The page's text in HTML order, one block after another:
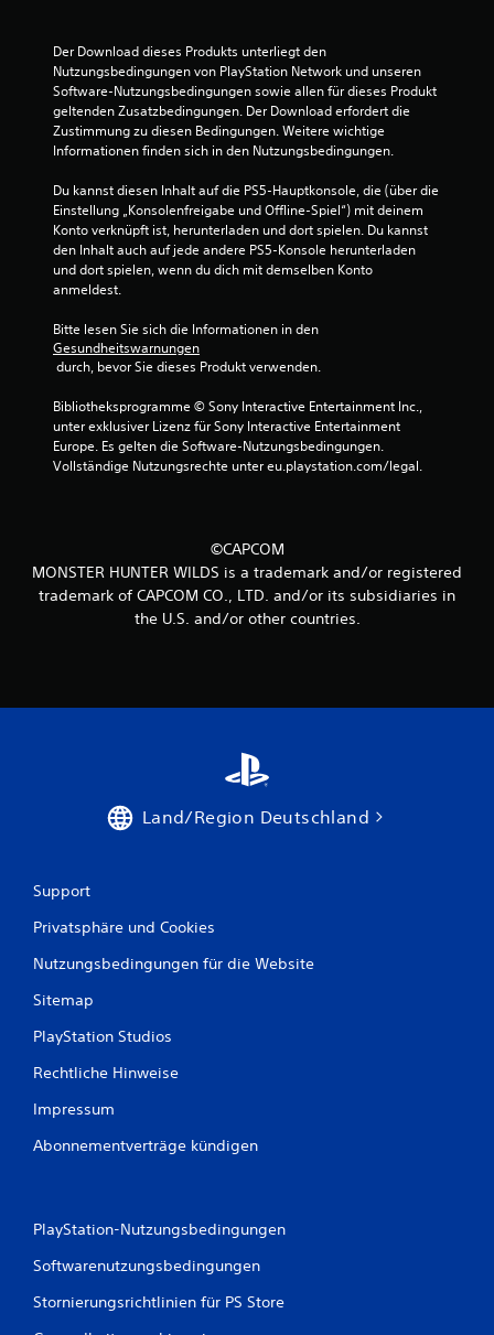
Der Download dieses Produkts unterliegt den
Nutzungsbedingungen von PlayStation Network und unseren
Software-Nutzungsbedingungen sowie allen für dieses Produkt
geltenden Zusatzbedingungen. Der Download erfordert die
Zustimmung zu diesen Bedingungen. Weitere wichtige
Informationen finden sich in den Nutzungsbedingungen.
Du kannst diesen Inhalt auf die PS5-Hauptkonsole, die (über die
Einstellung „Konsolenfreigabe und Offline-Spiel“) mit deinem
Konto verknüpft ist, herunterladen und dort spielen. Du kannst
den Inhalt auch auf jede andere PS5-Konsole herunterladen
und dort spielen, wenn du dich mit demselben Konto
anmeldest.
Bitte lesen Sie sich die Informationen in den
Gesundheitswarnungen
durch, bevor Sie dieses Produkt verwenden.
Bibliotheksprogramme © Sony Interactive Entertainment Inc.,
unter exklusiver Lizenz für Sony Interactive Entertainment
Europe. Es gelten die Software-Nutzungsbedingungen.
Vollständige Nutzungsrechte unter eu.playstation.com/legal.
©CAPCOM
MONSTER HUNTER WILDS is a trademark and/or registered
trademark of CAPCOM CO., LTD. and/or its subsidiaries in
the U.S. and/or other countries.
Land/Region Deutschland
Support
Privatsphäre und Cookies
Nutzungsbedingungen für die Website
Sitemap
PlayStation Studios
Rechtliche Hinweise
Impressum
Abonnementverträge kündigen
PlayStation-Nutzungsbedingungen
Softwarenutzungsbedingungen
Stornierungsrichtlinien für PS Store